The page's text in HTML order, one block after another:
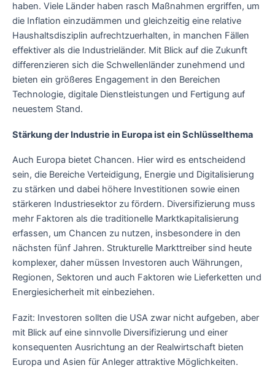
haben. Viele Länder haben rasch Maßnahmen ergriffen, um
die Inflation einzudämmen und gleichzeitig eine relative
Haushaltsdisziplin aufrechtzuerhalten, in manchen Fällen
effektiver als die Industrieländer. Mit Blick auf die Zukunft
differenzieren sich die Schwellenländer zunehmend und
bieten ein größeres Engagement in den Bereichen
Technologie, digitale Dienstleistungen und Fertigung auf
neuestem Stand.
Stärkung der Industrie in Europa ist ein Schlüsselthema
Auch Europa bietet Chancen. Hier wird es entscheidend
sein, die Bereiche Verteidigung, Energie und Digitalisierung
zu stärken und dabei höhere Investitionen sowie einen
stärkeren Industriesektor zu fördern. Diversifizierung muss
mehr Faktoren als die traditionelle Marktkapitalisierung
erfassen, um Chancen zu nutzen, insbesondere in den
nächsten fünf Jahren. Strukturelle Markttreiber sind heute
komplexer, daher müssen Investoren auch Währungen,
Regionen, Sektoren und auch Faktoren wie Lieferketten und
Energiesicherheit mit einbeziehen.
Fazit: Investoren sollten die USA zwar nicht aufgeben, aber
mit Blick auf eine sinnvolle Diversifizierung und einer
konsequenten Ausrichtung an der Realwirtschaft bieten
Europa und Asien für Anleger attraktive Möglichkeiten.